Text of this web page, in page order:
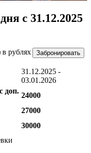
с 31.12.2025
Забронировать
в рублях
31.12.2025 -
03.01.2026
доп.
24000
27000
30000